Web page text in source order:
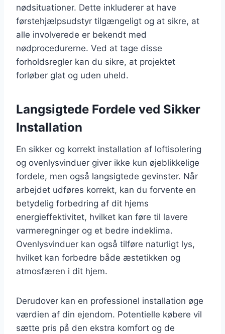
nødsituationer. Dette inkluderer at have
førstehjælpsudstyr tilgængeligt og at sikre, at
alle involverede er bekendt med
nødprocedurerne. Ved at tage disse
forholdsregler kan du sikre, at projektet
forløber glat og uden uheld.
Langsigtede Fordele ved Sikker
Installation
En sikker og korrekt installation af loftisolering
og ovenlysvinduer giver ikke kun øjeblikkelige
fordele, men også langsigtede gevinster. Når
arbejdet udføres korrekt, kan du forvente en
betydelig forbedring af dit hjems
energieffektivitet, hvilket kan føre til lavere
varmeregninger og et bedre indeklima.
Ovenlysvinduer kan også tilføre naturligt lys,
hvilket kan forbedre både æstetikken og
atmosfæren i dit hjem.
Derudover kan en professionel installation øge
værdien af din ejendom. Potentielle købere vil
sætte pris på den ekstra komfort og de